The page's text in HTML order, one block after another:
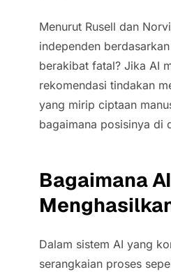
Menurut Rusell dan
independen
berakibat fatal? Jika AI
rekomendasi tindakan
yang mirip ciptaan
bagaimana posisinya di
Bagaimana
Dalam sistem AI yang
serangkaian proses